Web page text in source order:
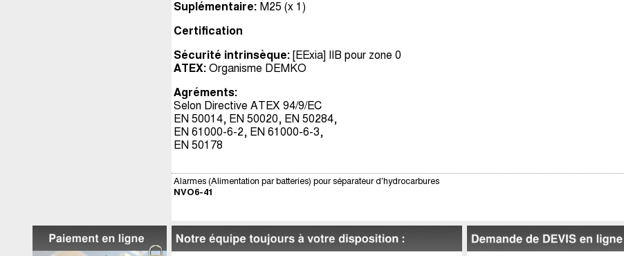
Suplémentaire: M25 (x 1)
Certification
Sécurité intrinsèque: [EExia] IIB pour zone 0
ATEX: Organisme DEMKO
Agréments:
Selon Directive ATEX 94/9/EC
EN 50014, EN 50020, EN 50284,
EN 61000-6-2, EN 61000-6-3,
EN 50178
Alarmes (Alimentation par batteries) pour séparateur d'hydrocarbures
NVO6-41